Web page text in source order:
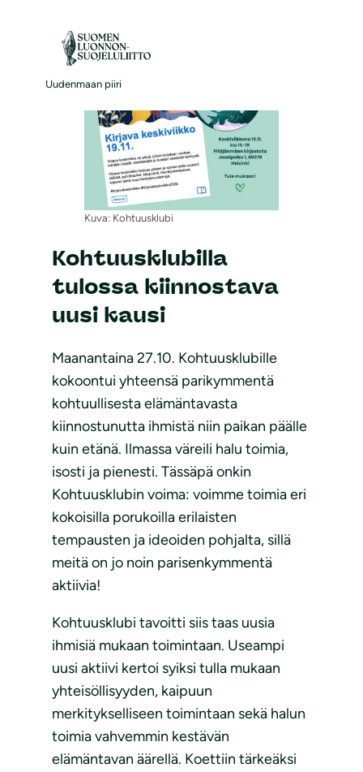
Uudenmaan piiri
Kuva: Kohtuusklubi
Kohtuusklubilla
tulossa kiinnostava
uusi kausi
Maanantaina 27.10. Kohtuusklubille
kokoontui yhteensä parikymmentä
kohtuullisesta elämäntavasta
kiinnostunutta ihmistä niin paikan päälle
kuin etänä. Ilmassa väreili halu toimia,
isosti ja pienesti. Tässäpä onkin
Kohtuusklubin voima: voimme toimia eri
kokoisilla porukoilla erilaisten
tempausten ja ideoiden pohjalta, sillä
meitä on jo noin parisenkymmentä
aktiivia!
Kohtuusklubi tavoitti siis taas uusia
ihmisiä mukaan toimintaan. Useampi
uusi aktiivi kertoi syiksi tulla mukaan
yhteisöllisyyden, kaipuun
merkitykselliseen toimintaan sekä halun
toimia vahvemmin kestävän
elämäntavan äärellä. Koettiin tärkeäksi